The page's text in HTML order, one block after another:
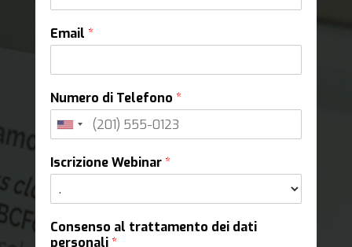
Email *
Numero di Telefono *
Iscrizione Webinar*
Consenso al trattamento dei dati
personali*